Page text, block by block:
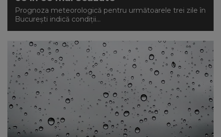
Prognoza meteorologică pentru următoarele trei zile în
Bucureşti indică condiții...